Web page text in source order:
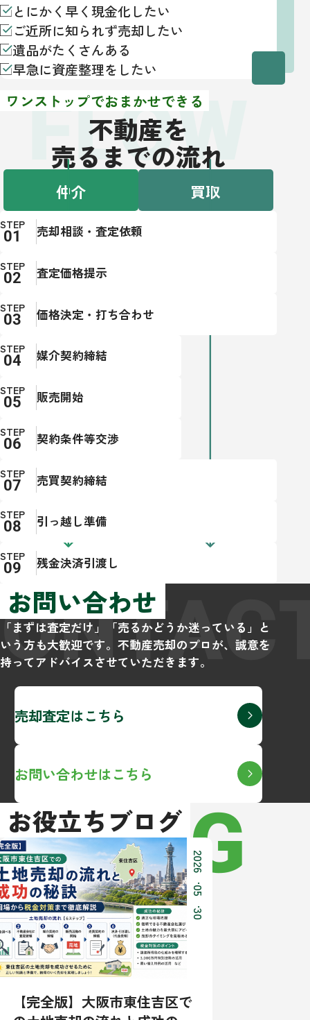
とにかく早く現金化したい
ご近所に知られず売却したい
遺品がたくさんある
早急に資産整理をしたい
ワンストップでおまかせできる
不動産を
売るまでの流れ
FLOW
仲介 買取
STEP 売却相談・査定依頼
STEP 査定価格提示
STEP 価格決定・打ち合わせ
STEP 媒介契約締結
STEP 販売開始
STEP 契約条件等交渉
STEP 売買契約締結
STEP 引っ越し準備
STEP 残金決済引渡し
お問い合わせ
「まずは査定だけ」「売るかどうか迷っている」と
いう方も大歓迎です。不動産売却のプロが、誠意を
持ってアドバイスさせていただきます。
売却査定はこちら
お問い合わせはこちら
お役立ちブログ
BLOG
2026
05
30
【完全版】大阪市東住吉区で